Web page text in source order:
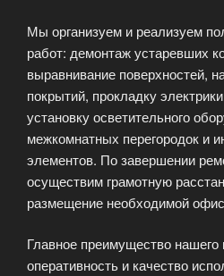
Мы организуем и реализуем
работ: демонтаж устаревших
выравнивание поверхностей,
покрытий, прокладку
установку осветительного
межкомнатных перегородок и
элементов. По завершении
осуществим грамотную
размещение необходимой
Главное преимущество
оперативность и качество